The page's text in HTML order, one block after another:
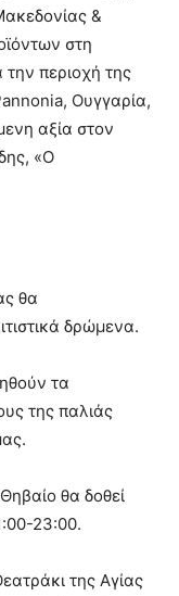
&
στη
περιοχή της
Ουγγαρία,
αξία στον
«Ο
θα
δρώμενα.
τα
της παλιάς
θα δοθεί
23:00.
της Αγίας